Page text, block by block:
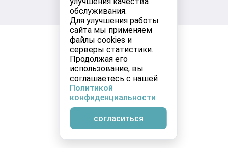
обслуживания.
Для улучшения работы
сайта мы применяем
файлы cookies и
серверы статистики.
Продолжая его
использование, вы
соглашаетесь с нашей
Политикой
конфиденциальности
согласиться